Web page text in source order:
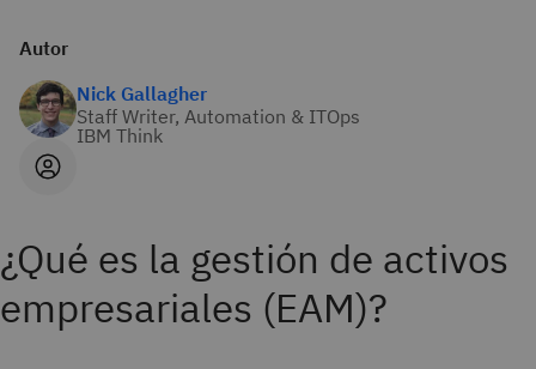
Autor
Nick Gallagher
Staff Writer, Automation & ITOps
IBM Think
¿Qué es la gestión de activos
empresariales (EAM)?